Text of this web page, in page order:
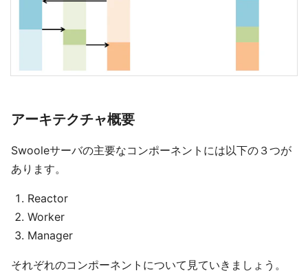
アーキテクチャ概要
Swooleサーバの主要なコンポーネントには以下の３つが
あります。
Reactor
Worker
Manager
それぞれのコンポーネントについて見ていきましょう。